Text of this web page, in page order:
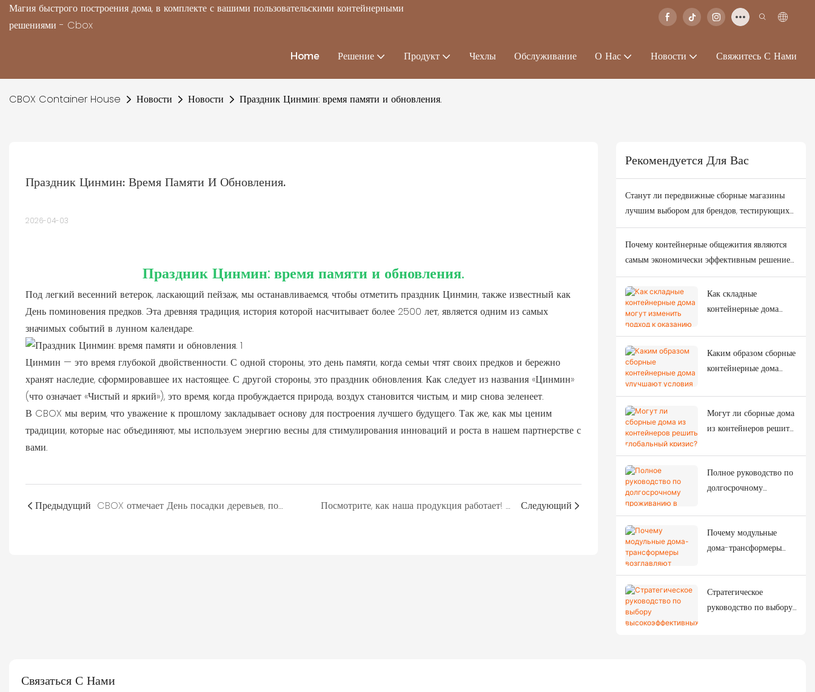
Магия быстрого построения дома, в комплекте с вашими пользовательскими контейнерными
решениями - Cbox
Home Решение Продукт Чехлы Обслуживание О Нас Новости Свяжитесь С Нами
CBOX Container House Новости Новости Праздник Цинмин: время памяти и обновления.
Праздник Цинмин: Время Памяти И Обновления.
2026-04-03
Праздник Цинмин: время памяти и обновления.
Под легкий весенний ветерок, ласкающий пейзаж, мы останавливаемся, чтобы отметить праздник Цинмин, также известный как
День поминовения предков. Эта древняя традиция, история которой насчитывает более 2500 лет, является одним из самых
значимых событий в лунном календаре.
Цинмин — это время глубокой двойственности. С одной стороны, это день памяти, когда семьи чтят своих предков и бережно
хранят наследие, сформировавшее их настоящее. С другой стороны, это праздник обновления. Как следует из названия «Цинмин»
(что означает «Чистый и яркий»), это время, когда пробуждается природа, воздух становится чистым, и мир снова зеленеет.
В CBOX мы верим, что уважение к прошлому закладывает основу для построения лучшего будущего. Так же, как мы ценим
традиции, которые нас объединяют, мы используем энергию весны для стимулирования инноваций и роста в нашем партнерстве с
вами.
Предыдущий CBOX отмечает День посадки деревьев, поддерживая инициативу по озеленению деревни Хуанлун. Посмотрите, как наша продукция работает! Присоединяйтесь к CBOX на 139-й Кантонской ярмарке! Следующий
Рекомендуется Для Вас
Станут ли передвижные сборные магазины
лучшим выбором для брендов, тестирующих
новые деловые районы?
Почему контейнерные общежития являются
самым экономически эффективным решением
в проектах временного строительства?
Как складные
контейнерные дома
к оказанию помощи
при стихийных
бедствиях?
Каким образом сборные
контейнерные дома
жизни рабочих?
Могут ли сборные дома
из контейнеров решить
Полное руководство по
долгосрочному
современных домах из
контейнеров.
Почему модульные
дома-трансформеры
следующую
строительную
революцию?
Стратегическое
руководство по выбору
Связаться С Нами